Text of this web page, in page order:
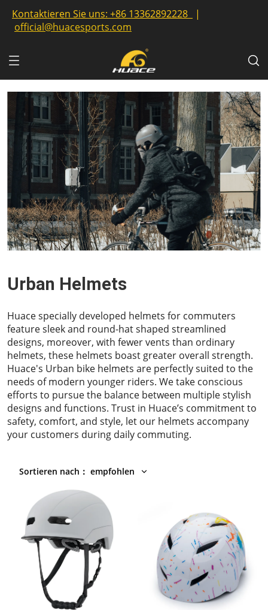
Kontaktieren Sie uns: +86 13362892228
|
official@huacesports.com
Urban Helmets
Huace specially developed helmets for commuters
feature sleek and round-hat shaped streamlined
designs, moreover, with fewer vents than ordinary
helmets, these helmets boast greater overall strength.
Huace's Urban bike helmets are perfectly suited to the
needs of modern younger riders. We take conscious
efforts to pursue the balance between multiple stylish
designs and functions. Trust in Huace’s commitment to
safety, comfort, and style, let our helmets accompany
your customers during daily commuting.
Sortieren nach ： empfohlen